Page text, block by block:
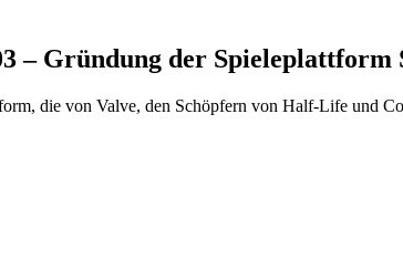
– Gründung der Spieleplattform
die von Valve, den Schöpfern von Half-Life und